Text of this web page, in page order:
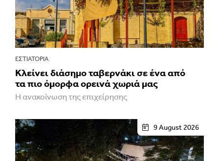
ΕΣΤΙΑΤΌΡΙΑ
Κλείνει διάσημο ταβερνάκι σε ένα από
τα πιο όμορφα ορεινά χωριά μας
Η ανακοίνωση της επιχείρησης
9 August 2026